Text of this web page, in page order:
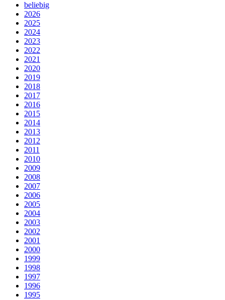
beliebig
2026
2025
2024
2023
2022
2021
2020
2019
2018
2017
2016
2015
2014
2013
2012
2011
2010
2009
2008
2007
2006
2005
2004
2003
2002
2001
2000
1999
1998
1997
1996
1995